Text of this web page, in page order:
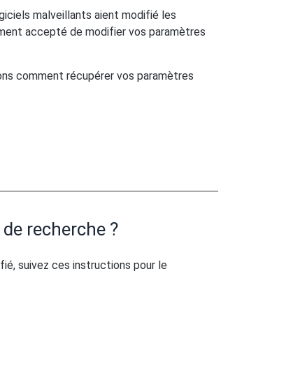
malveillants aient modifié les
accepté de modifier vos paramètres
comment récupérer vos paramètres
recherche ?
suivez ces instructions pour le